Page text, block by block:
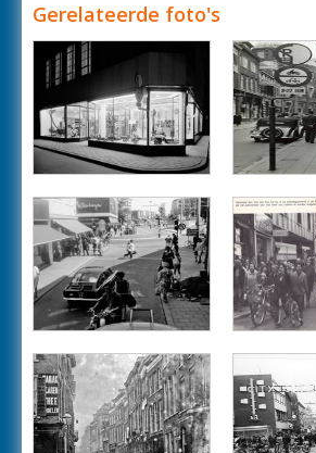
Gerelateerde foto's